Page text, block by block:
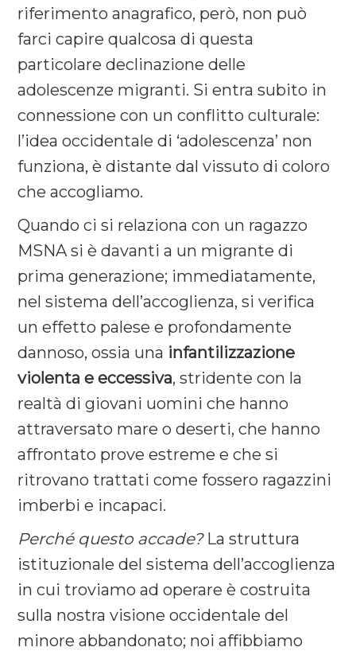
riferimento anagrafico, però, non può
farci capire qualcosa di questa
particolare declinazione delle
adolescenze migranti. Si entra subito in
connessione con un conflitto culturale:
l’idea occidentale di ‘adolescenza’ non
funziona, è distante dal vissuto di coloro
che accogliamo.
Quando ci si relaziona con un ragazzo
MSNA si è davanti a un migrante di
prima generazione; immediatamente,
nel sistema dell’accoglienza, si verifica
un effetto palese e profondamente
dannoso, ossia una infantilizzazione
violenta e eccessiva, stridente con la
realtà di giovani uomini che hanno
attraversato mare o deserti, che hanno
affrontato prove estreme e che si
ritrovano trattati come fossero ragazzini
imberbi e incapaci.
Perché questo accade? La struttura
istituzionale del sistema dell’accoglienza
in cui troviamo ad operare è costruita
sulla nostra visione occidentale del
minore abbandonato; noi affibbiamo